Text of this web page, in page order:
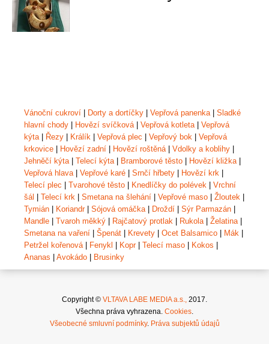
Vánoční cukroví Dorty a dortíčky Vepřová panenka| Sladké
hlavní chody
Hovězí svíčková| Vepřová kotleta| Vepřová
kýta| Řezy Králík Vepřová plec Vepřový bok
Vepřová
krkovice
Hovězí zadní Hovězí roštěná| Vdolky a koblihy
Jehněčí kýta| Telecí kýta| Bramborové těsto Hovězí kližka|
Vepřová hlava| Vepřové karé Srnčí hřbety Hovězí krk
Telecí plec
Tvarohové těsto Knedlíčky do polévek
Vrchní
šál
Telecí krk Smetana na šlehání Vepřové maso Žloutek
Tymián
Koriandr| Sójová omáčka| Droždí Sýr Parmazán
Mandle
Tvaroh měkký Rajčatový protlak Rukola| Želatina|
Smetana na vaření
Špenát Krevety Ocet Balsamico Mák
Petržel kořenová| Fenykl Kopr| Telecí maso Kokos
Ananas
Avokádo Brusinky
Copyright © VLTAVA LABE MEDIA a.s., 2017.
Všechna práva vyhrazena. Cookies.
Všeobecné smluvní podmínky. Práva subjektů údajů